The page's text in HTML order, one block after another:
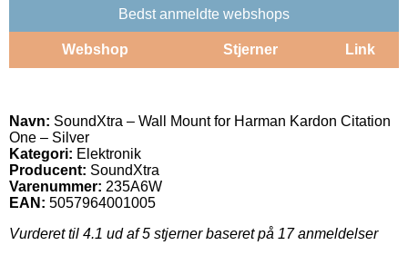
Bedst anmeldte webshops
Webshop Stjerner Link
Navn: SoundXtra – Wall Mount for Harman Kardon Citation
One – Silver
Kategori: Elektronik
Producent: SoundXtra
Varenummer: 235A6W
EAN: 5057964001005
Vurderet til 4.1 ud af 5 stjerner baseret på 17anmeldelser